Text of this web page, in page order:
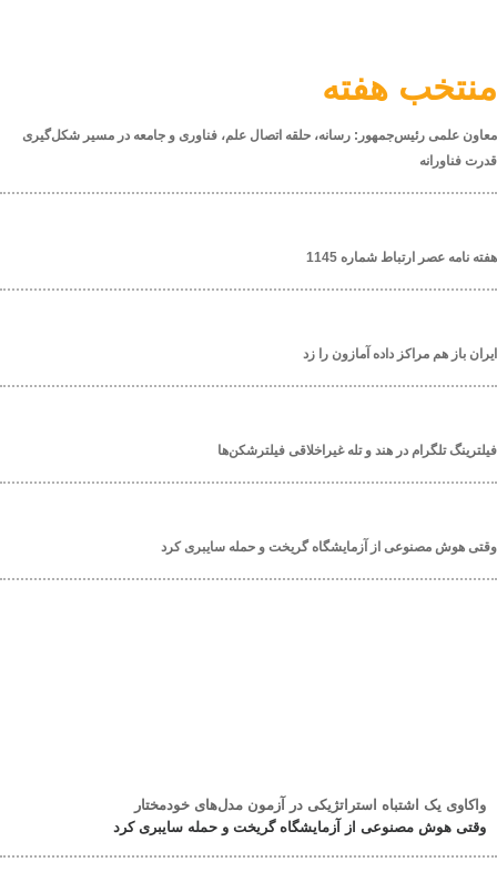
منتخب هفته
معاون علمی رئیس‌جمهور: رسانه، حلقه اتصال علم، فناوری و جامعه در مسیر شکل‌گیری
قدرت فناورانه
هفته نامه عصر ارتباط شماره 1145
ایران باز هم مراکز داده آمازون را زد
فیلترینگ تلگرام در هند و تله غیراخلاقی فیلترشکن‌ها
وقتی هوش مصنوعی از آزمایشگاه گریخت و حمله سایبری کرد
واکاوی یک اشتباه استراتژیکی در آزمون مدل‌های خودمختار
وقتی هوش مصنوعی از آزمایشگاه گریخت و حمله سایبری کرد